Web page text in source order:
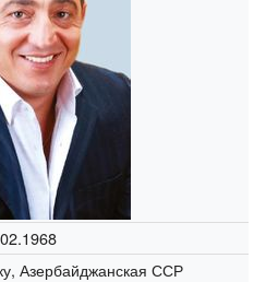
Азербайджанская ССР